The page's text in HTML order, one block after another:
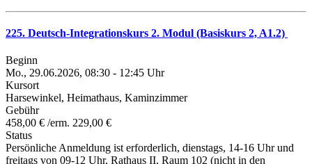
225. Deutsch-Integrationskurs 2. Modul (Basiskurs 2, A1.2)
Beginn
Mo., 29.06.2026, 08:30 - 12:45 Uhr
Kursort
Harsewinkel, Heimathaus, Kaminzimmer
Gebühr
458,00 € /erm. 229,00 €
Status
Persönliche Anmeldung ist erforderlich, dienstags, 14-16 Uhr und
freitags von 09-12 Uhr, Rathaus II, Raum 102 (nicht in den